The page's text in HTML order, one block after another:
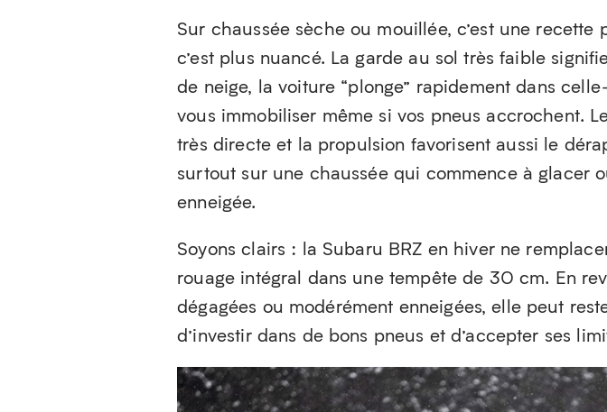
Sur chaussée sèche ou mouillée, c’est une recette
c’est plus nuancé. La garde au sol très faible
de neige, la voiture “plonge” rapidement dans
vous immobiliser même si vos pneus accrochent.
très directe et la propulsion favorisent aussi le
surtout sur une chaussée qui commence à glacer
enneigée.
Soyons clairs : la Subaru BRZ en hiver ne
rouage intégral dans une tempête de 30 cm. En
dégagées ou modérément enneigées, elle peut
d’investir dans de bons pneus et d’accepter ses